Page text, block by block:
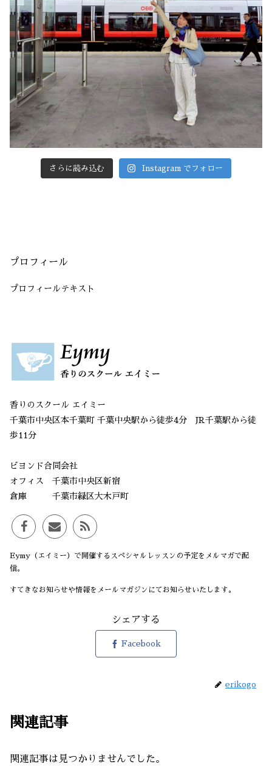
さらに読み込む Instagram でフォロー
プロフィール
プロフィールテキスト
香りのスクール エイミー
千葉市中央区本千葉町 千葉中央駅から徒歩4分 JR千葉駅から徒
歩11分
ビヨンド合同会社
オフィス 千葉市中央区新宿
倉庫 千葉市緑区大木戸町
Eymy（エイミー）で開催するスペシャルレッスンの予定をメルマガで配
信。
すてきなお知らせや情報をメールマガジンにてお知らせいたします。
シェアする
Facebook
erikogo
関連記事
関連記事は見つかりませんでした。